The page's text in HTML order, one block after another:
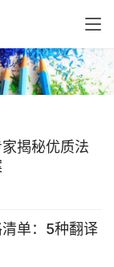
揭秘优质法
单：5种翻译